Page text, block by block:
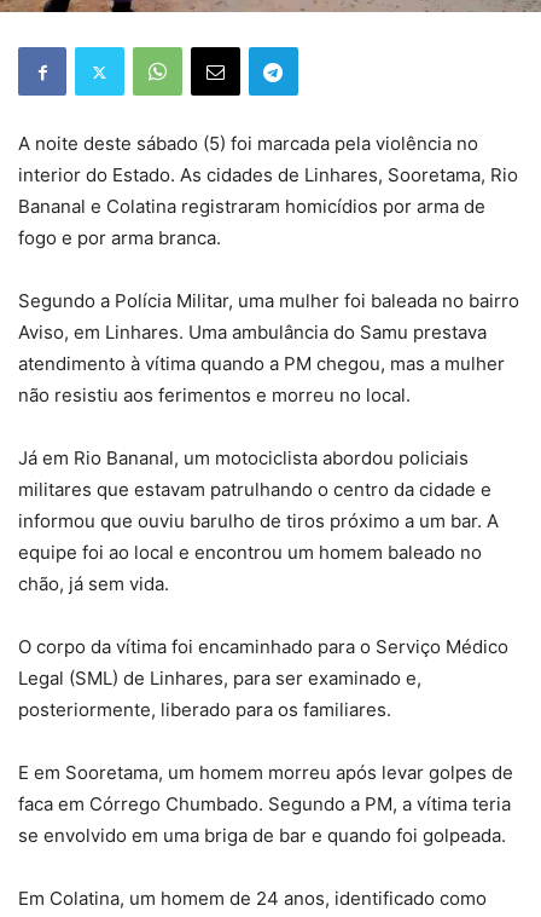
A noite deste sábado (5) foi marcada pela violência no
interior do Estado. As cidades de Linhares, Sooretama, Rio
Bananal e Colatina registraram homicídios por arma de
fogo e por arma branca.
Segundo a Polícia Militar, uma mulher foi baleada no bairro
Aviso, em Linhares. Uma ambulância do Samu prestava
atendimento à vítima quando a PM chegou, mas a mulher
não resistiu aos ferimentos e morreu no local.
Já em Rio Bananal, um motociclista abordou policiais
militares que estavam patrulhando o centro da cidade e
informou que ouviu barulho de tiros próximo a um bar. A
equipe foi ao local e encontrou um homem baleado no
chão, já sem vida.
O corpo da vítima foi encaminhado para o Serviço Médico
Legal (SML) de Linhares, para ser examinado e,
posteriormente, liberado para os familiares.
E em Sooretama, um homem morreu após levar golpes de
faca em Córrego Chumbado. Segundo a PM, a vítima teria
se envolvido em uma briga de bar e quando foi golpeada.
Em Colatina, um homem de 24 anos, identificado como